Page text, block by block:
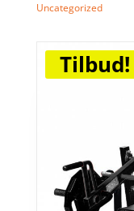
Uncategorized
Tilbud!